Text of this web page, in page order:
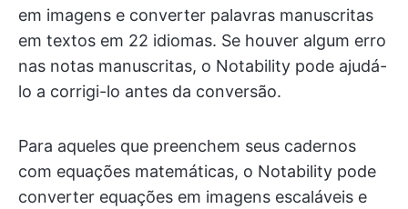
em imagens e converter palavras manuscritas
em textos em 22 idiomas. Se houver algum erro
nas notas manuscritas, o Notability pode ajudá-
lo a corrigi-lo antes da conversão.
Para aqueles que preenchem seus cadernos
com equações matemáticas, o Notability pode
converter equações em imagens escaláveis e